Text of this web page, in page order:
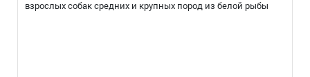
взрослых собак средних и крупных пород из белой рыбы